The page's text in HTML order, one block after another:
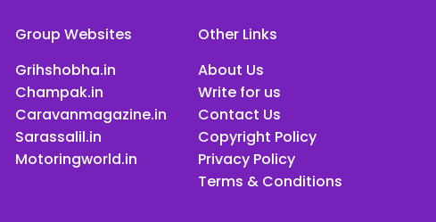
Group Websites
Grihshobha.in
Champak.in
Caravanmagazine.in
Sarassalil.in
Motoringworld.in
Other Links
About Us
Write for us
Contact Us
Copyright Policy
Privacy Policy
Terms & Conditions